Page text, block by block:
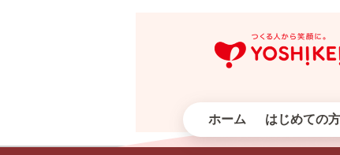
ホーム はじめての